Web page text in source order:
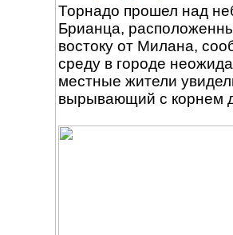
Торнадо прошел над
Брианца,
востоку от Милана,
среду в городе
местные жители
вырывающий с корнем